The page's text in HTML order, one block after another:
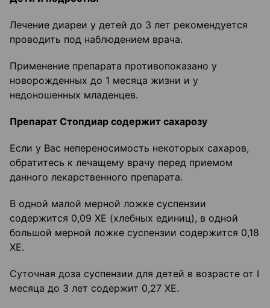
Лечение диареи у детей до 3 лет рекомендуется
проводить под наблюдением врача.
Применение препарата противопоказано у
новорожденных до 1 месяца жизни и у
недоношенных младенцев.
Препарат Стопдиар содержит сахарозу
Если у Вас непереносимость некоторых сахаров,
обратитесь к лечащему врачу перед приемом
данного лекарственного препарата.
В одной малой мерной ложке суспензии
содержится 0,09 ХЕ (хлебных единиц), в одной
большой мерной ложке суспензии содержится 0,18
ХЕ.
Суточная доза суспензии для детей в возрасте от I
месяца до 3 лет содержит 0,27 ХЕ.